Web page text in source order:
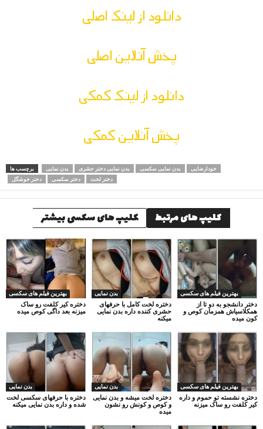
دانلود از لینک اصلی
پخش آنلاین اصلی
دانلود از لینک کمکی
پخش آنلاین کمکی
برچسب ها بدن نمایی بدن نمایی دختر حشری بدن نمایی سکسی
خودارضایی
دختر خوشگل
دختر سکسی دختر لخت
کلیپ های مرتبط کلیپ های سکسی بیشتر
بهترین فیلم های سکسی
دختره کیر کلفت رو ساک
میزنه بعد داگی کوص میده
بدن نمایی
دختره لخت کامل با حرفهای
حشری کننده داره بدن نمایی
میکنه
بهترین فیلم های سکسی
دختر دانشجو به دو تا از
همکلاسیاش همزمان کوص و
کون میده
بدن نمایی
دختره با حرفهای سکسی لخت
شده و داره بدن نمایی میکنه
بدن نمایی
دختره لخت میشه و بدن نمایی
و کوص و کونش رو نشون
میده
بهترین فیلم های سکسی
دختره نشسته تو حموم و داره
کیر کلفت رو ساک میزنه